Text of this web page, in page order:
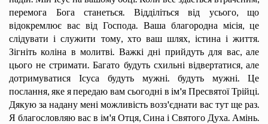
перемога Бога станеться. Відділіться від усього, що
відокремлює вас від Господа. Ваша благородна місія, це
слідувати і служити тому, хто ваш шлях, істина і життя.
Зігніть коліна в молитві. Важкі дні прийдуть для вас, але
цього не стримати. Багато будуть схильні відвертатися, але
дотримуватися Ісуса будуть мужні. будуть мужні. Це
послання, яке я передаю вам сьогодні в ім'я Пресвятої Трійці.
Дякую за надану мені можливість возз'єднати вас тут ще раз.
Я благословляю вас в ім'я Отця, Сина і Святого Духа. Амінь.